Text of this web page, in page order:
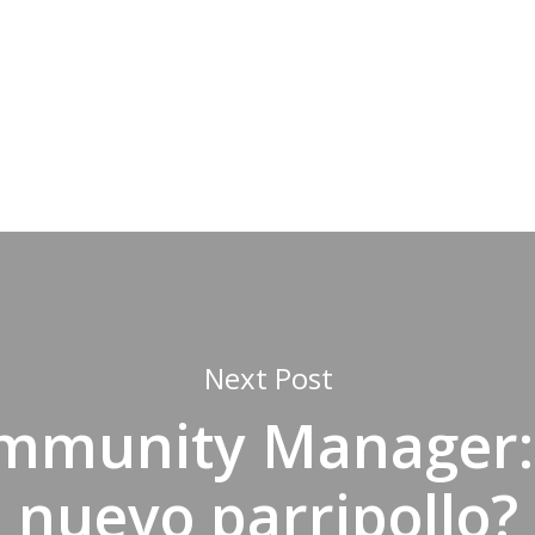
Next Post
nuevo parripollo?